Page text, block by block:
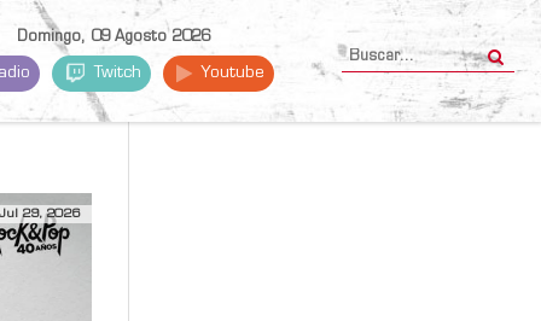
Domingo, 09 Agosto 2026
Twitch Youtube
Jul 29, 2026